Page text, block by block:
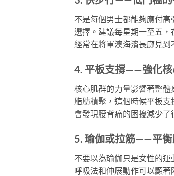
不是每個男士都能夠應付
選擇。建議每星期一至五
經常在將軍澳海濱長廊見到
4. 平板支撐——強化核
核心肌群的力量影響著整
脂肪積聚，這個時候平板
會發現腰背痛的困擾減少了
5. 瑜伽或拉筋——平
不要以為瑜伽只是女性的
呼吸法和伸展動作可以顯